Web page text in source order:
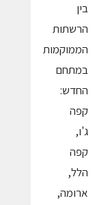
בין
הרשתות
הממוקמות
במתחם
החדש:
קפה
ג'ו,
קפה
הלל,
ארומה,